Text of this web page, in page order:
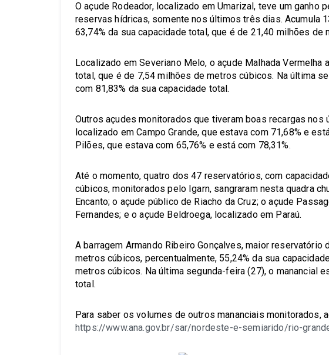
O açude Rodeador, localizado em Umarizal, teve um ganho
reservas hídricas, somente nos últimos três dias. Acumula
63,74% da sua capacidade total, que é de 21,40 milhões de
Localizado em Severiano Melo, o açude Malhada Vermelha
total, que é de 7,54 milhões de metros cúbicos. Na última
com 81,83% da sua capacidade total.
Outros açudes monitorados que tiveram boas recargas
localizado em Campo Grande, que estava com 71,68% e
Pilões, que estava com 65,76% e está com 78,31%.
Até o momento, quatro dos 47 reservatórios, com
cúbicos, monitorados pelo Igarn, sangraram nesta quadra
Encanto; o açude público de Riacho da Cruz; o açude
Fernandes; e o açude Beldroega, localizado em Paraú.
A barragem Armando Ribeiro Gonçalves, maior reservatório
metros cúbicos, percentualmente, 55,24% da sua
metros cúbicos. Na última segunda-feira (27), o manancial
total.
Para saber os volumes de outros mananciais monitorados,
https://www.ana.gov.br/sar/nordeste-e-semiarido/rio-